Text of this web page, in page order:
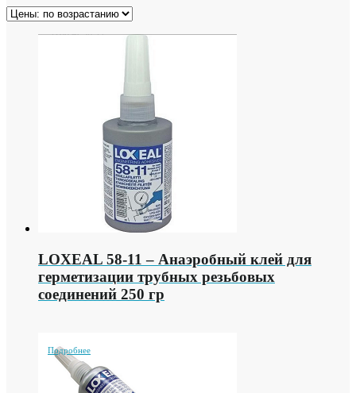
LOXEAL 58-11 – Анаэробный клей для
герметизации трубных резьбовых
соединений 250 гр
Подробнее